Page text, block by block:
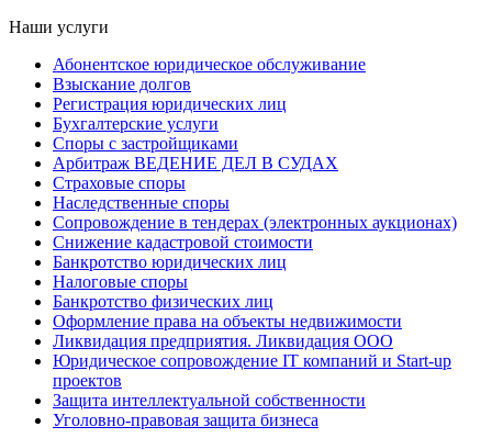
Наши услуги
Абонентское юридическое обслуживание
Взыскание долгов
Регистрация юридических лиц
Бухгалтерские услуги
Споры с застройщиками
Арбитраж ВЕДЕНИЕ ДЕЛ В СУДАХ
Страховые споры
Наследственные споры
Сопровождение в тендерах (электронных аукционах)
Снижение кадастровой стоимости
Банкротство юридических лиц
Налоговые споры
Банкротство физических лиц
Оформление права на объекты недвижимости
Ликвидация предприятия. Ликвидация ООО
Юридическое сопровождение IT компаний и Start-up
проектов
Защита интеллектуальной собственности
Уголовно-правовая защита бизнеса